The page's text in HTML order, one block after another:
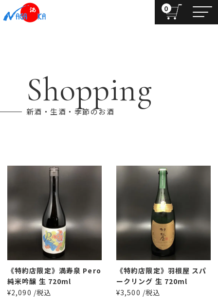
0
Shopping
新酒・生酒・季節のお酒
《特約店限定》満寿泉 Pero
純米吟醸 生 720ml
¥2,090 /税込
《特約店限定》羽根屋 スパ
ークリング 生 720ml
¥3,500 /税込